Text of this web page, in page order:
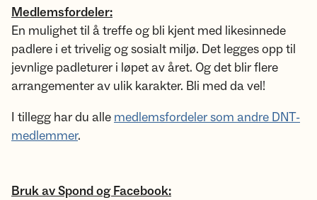
Medlemsfordeler:
En mulighet til å treffe og bli kjent med likesinnede
padlere i et trivelig og sosialt miljø. Det legges opp til
jevnlige padleturer i løpet av året. Og det blir flere
arrangementer av ulik karakter. Bli med da vel!
I tillegg har du alle medlemsfordeler som andre DNT-
medlemmer.
Bruk av Spond og Facebook: